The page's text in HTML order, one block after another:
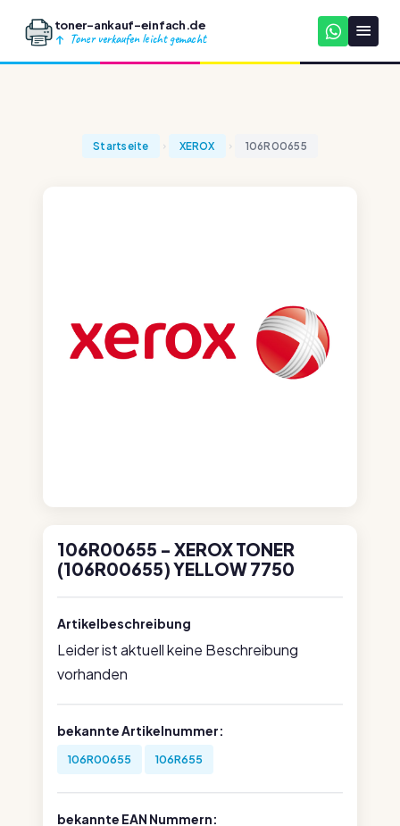
toner-ankauf-einfach.de
Toner verkaufen leicht gemacht
Startseite XEROX 106R00655
106R00655 - XEROX TONER
(106R00655) YELLOW 7750
Artikelbeschreibung
Leider ist aktuell keine Beschreibung
vorhanden
bekannte Artikelnummer:
106R00655 106R655
bekannte EAN Nummern: